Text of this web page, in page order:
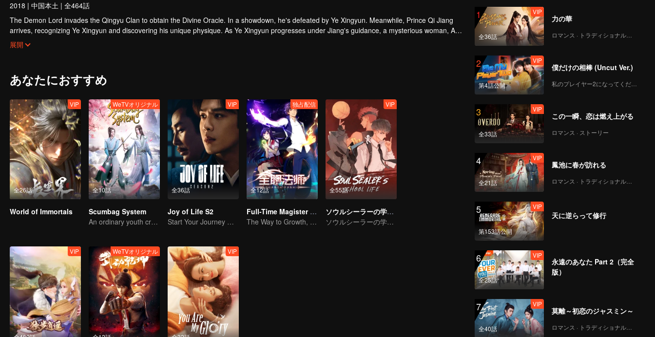
283
285
VIP VIP
287
VIP
288
VIP
289
291
VIP
292
VIP
293
VIP
294
VIP
295
VIP
297
VIP
299
VIP
300
2018 | 中国本土 | 全464話
The Demon Lord invades the Qingyu Clan to obtain the Divine Oracle. In a showdown, he's defeated by Ye Xingyun. Meanwhile, Prince Qi Jiang
arrives, recognizing Ye Xingyun and discovering his unique physique. As Ye Xingyun progresses under Jiang's guidance, a mysterious woman, An
Yun, appears and entangles herself in the feud between the Demon Lord and Ye Xingyun.
展開
あなたにおすすめ
全26話
VIP
World of Immortals
全10話
WeTVオリジナル
Scumbag System
An ordinary youth crossing as a villain into the book and abusing the hero!
全36話
VIP
Joy of Life S2
Start Your Journey With Fan Xian Again
全12話
独占配信
Full-Time Magister SS1
The Way to Growth, Encouragement and Self-improvement
全55話
VIP
ソウルシーラーの学園生活（縦版）
ソウルシーラーの学園生活（縦版）
VIP WeTVオリジナル VIP
1
全36話
VIP
力の華
ロマンス · トラディショナル・コスチューム
2
第4話公開
VIP
僕だけの相棒 (Uncut Ver.)
私のプレイヤー2になってください
3
全33話
VIP
この一瞬、恋は燃え上がる
ロマンス · ストーリー
4
全21話
VIP
鳳池に春が訪れる
ロマンス · トラディショナル・コスチューム
5
第153話公開
VIP
天に逆らって修行
6
全25話
VIP
永遠のあなた Part 2（完全
版）
7
全40話
VIP
莫離～初恋のジャスミン～
ロマンス · トラディショナル・コスチューム